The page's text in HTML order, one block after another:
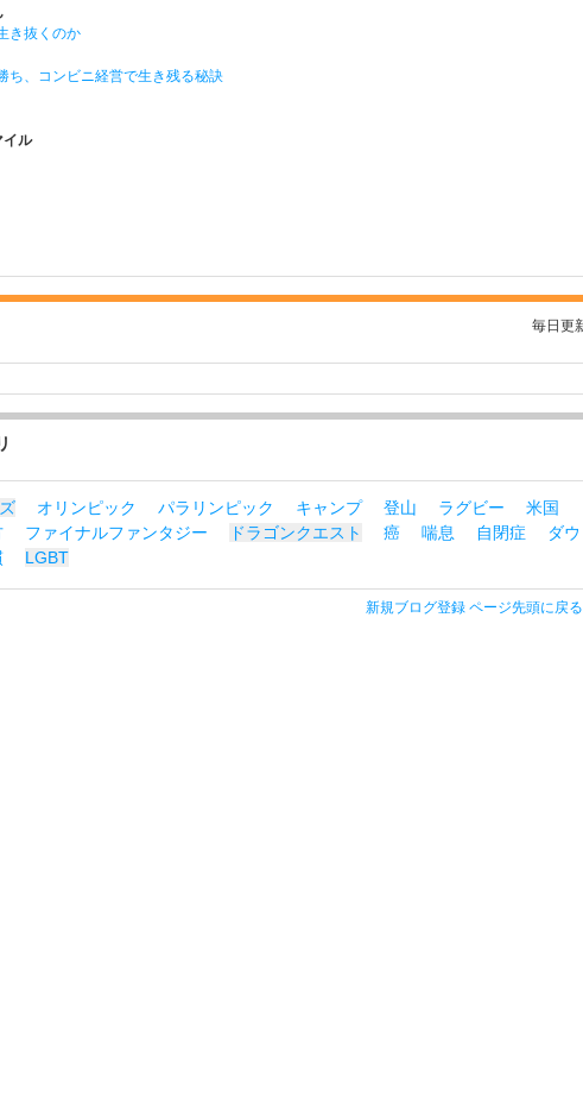
き抜くのか
ち、コンビニ経営で生き残る秘訣
ル
毎日更
オリンピック パラリンピック キャンプ 登山 ラグビー
米国
ファイナルファンタジー ドラゴンクエスト 癌 喘息 自閉症
ダウ
LGBT
新規ブログ登録 ページ先頭に戻る